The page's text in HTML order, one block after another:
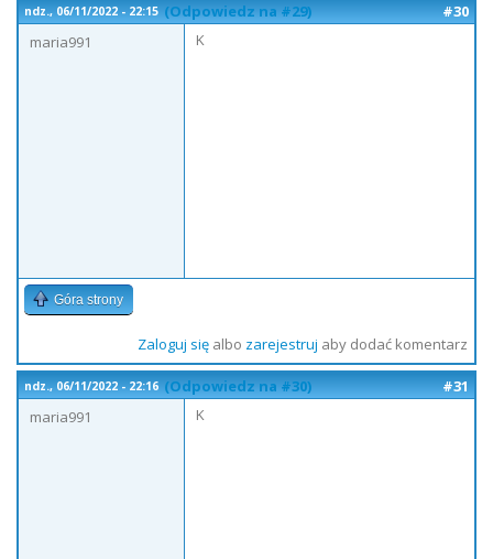
ndz., 06/11/2022 - 22:15 (Odpowiedz na #29)
#30
maria991
K
Góra strony
Zaloguj sięalbo zarejestruj aby dodać komentarz
ndz., 06/11/2022 - 22:16 (Odpowiedz na #30)
#31
maria991
K